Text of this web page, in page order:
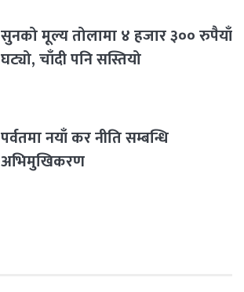
सुनको मूल्य तोलामा ४ हजार ३०० रुपैयाँ
घट्यो, चाँदी पनि सस्तियो
पर्वतमा नयाँ कर नीति सम्बन्धि
अभिमुखिकरण